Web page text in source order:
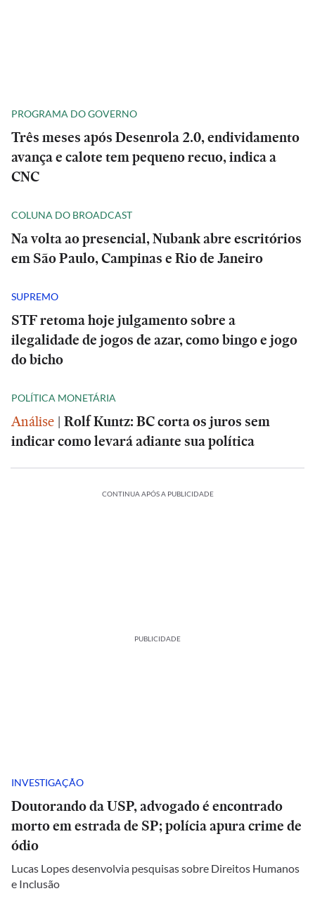
PROGRAMA DO GOVERNO
Três meses após Desenrola 2.0, endividamento
avança e calote tem pequeno recuo, indica a
CNC
COLUNA DO BROADCAST
Na volta ao presencial, Nubank abre escritórios
em São Paulo, Campinas e Rio de Janeiro
SUPREMO
STF retoma hoje julgamento sobre a
ilegalidade de jogos de azar, como bingo e jogo
do bicho
POLÍTICA MONETÁRIA
Análise | Rolf Kuntz: BC corta os juros sem
indicar como levará adiante sua política
CONTINUA APÓS A PUBLICIDADE
PUBLICIDADE
INVESTIGAÇÃO
Doutorando da USP, advogado é encontrado
morto em estrada de SP; polícia apura crime de
ódio
Lucas Lopes desenvolvia pesquisas sobre Direitos Humanos
e Inclusão